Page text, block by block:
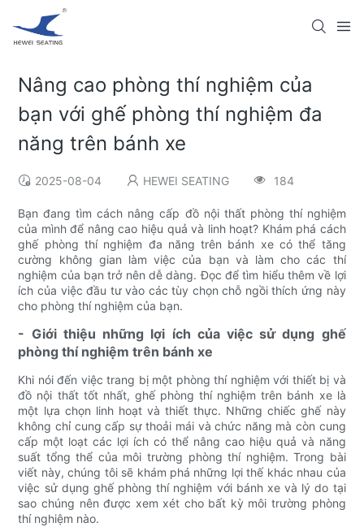
Nâng cao phòng thí nghiệm của
bạn với ghế phòng thí nghiệm đa
năng trên bánh xe
2025-08-04 HEWEI SEATING 184
Bạn đang tìm cách nâng cấp đồ nội thất phòng thí nghiệm
của mình để nâng cao hiệu quả và linh hoạt? Khám phá cách
ghế phòng thí nghiệm đa năng trên bánh xe có thể tăng
cường không gian làm việc của bạn và làm cho các thí
nghiệm của bạn trở nên dễ dàng. Đọc để tìm hiểu thêm về lợi
ích của việc đầu tư vào các tùy chọn chỗ ngồi thích ứng này
cho phòng thí nghiệm của bạn.
- Giới thiệu những lợi ích của việc sử dụng ghế
phòng thí nghiệm trên bánh xe
Khi nói đến việc trang bị một phòng thí nghiệm với thiết bị và
đồ nội thất tốt nhất, ghế phòng thí nghiệm trên bánh xe là
một lựa chọn linh hoạt và thiết thực. Những chiếc ghế này
không chỉ cung cấp sự thoải mái và chức năng mà còn cung
cấp một loạt các lợi ích có thể nâng cao hiệu quả và năng
suất tổng thể của môi trường phòng thí nghiệm. Trong bài
viết này, chúng tôi sẽ khám phá những lợi thế khác nhau của
việc sử dụng ghế phòng thí nghiệm với bánh xe và lý do tại
sao chúng nên được xem xét cho bất kỳ môi trường phòng
thí nghiệm nào.